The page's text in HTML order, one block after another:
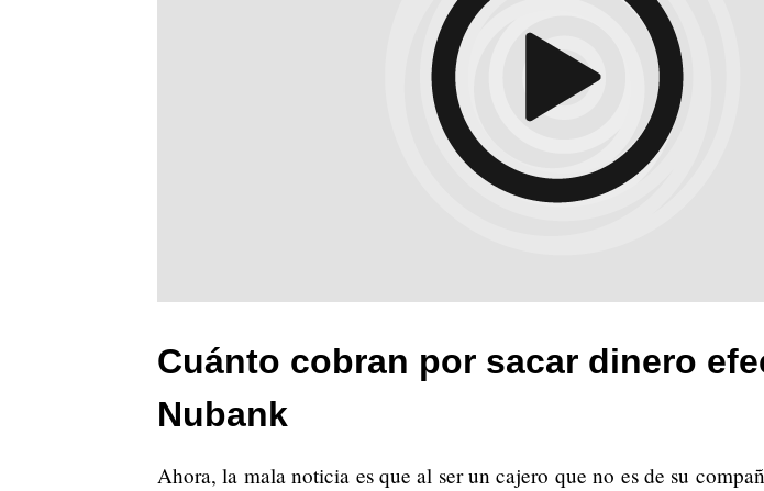
Cuánto cobran por sacar dinero
Nubank
Ahora, la mala noticia es que al ser un cajero que no es de su